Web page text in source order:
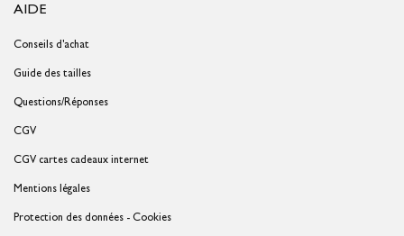
AIDE
Conseils d'achat
Guide des tailles
Questions/Réponses
CGV
CGV cartes cadeaux internet
Mentions légales
Protection des données - Cookies